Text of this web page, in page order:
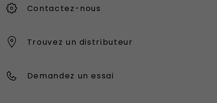
Contactez-nous
Trouvez un distributeur
Demandez un essai